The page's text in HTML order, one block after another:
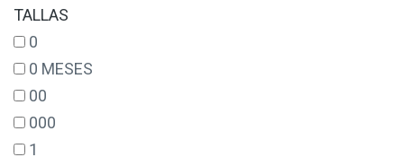
TALLAS
0
0 MESES
00
000
1